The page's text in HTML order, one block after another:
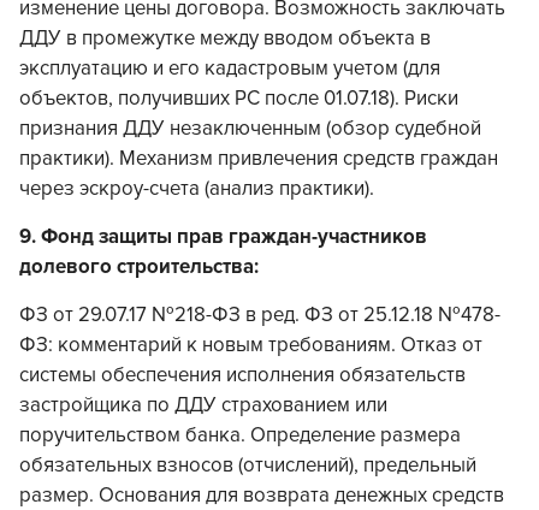
изменение цены договора. Возможность заключать
ДДУ в промежутке между вводом объекта в
эксплуатацию и его кадастровым учетом (для
объектов, получивших РС после 01.07.18). Риски
признания ДДУ незаключенным (обзор судебной
практики). Механизм привлечения средств граждан
через эскроу-счета (анализ практики).
9. Фонд защиты прав граждан-участников
долевого строительства:
ФЗ от 29.07.17 №218-ФЗ в ред. ФЗ от 25.12.18 №478-
ФЗ: комментарий к новым требованиям. Отказ от
системы обеспечения исполнения обязательств
застройщика по ДДУ страхованием или
поручительством банка. Определение размера
обязательных взносов (отчислений), предельный
размер. Основания для возврата денежных средств